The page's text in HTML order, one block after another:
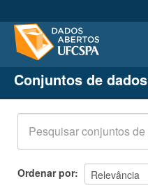
Conjuntos de dados
Organizações
Grupos
Sobre
Conjuntos de dados
Ordenar por